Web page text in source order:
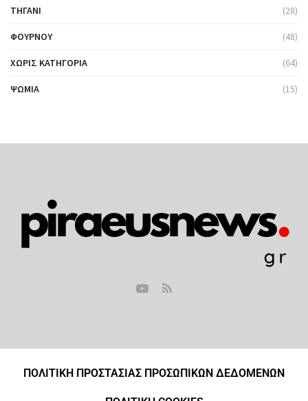
ΤΗΓΆΝΙ (28)
ΦΟΎΡΝΟΥ (48)
ΧΩΡΊΣ ΚΑΤΗΓΟΡΊΑ (64)
ΨΩΜΙΆ (15)
ΠΟΛΙΤΙΚΗ ΠΡΟΣΤΑΣΙΑΣ ΠΡΟΣΩΠΙΚΩΝ ΔΕΔΟΜΕΝΩΝ